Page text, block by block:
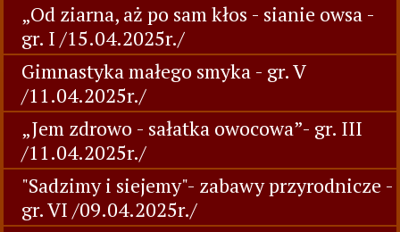
„Od ziarna, aż po sam kłos - sianie owsa -
gr. I /15.04.2025r./
Gimnastyka małego smyka - gr. V
/11.04.2025r./
„Jem zdrowo - sałatka owocowa”- gr. III
/11.04.2025r./
"Sadzimy i siejemy"- zabawy przyrodnicze -
gr. VI /09.04.2025r./